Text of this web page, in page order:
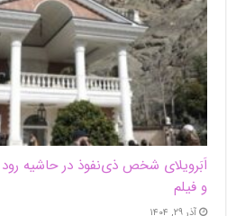
اَبَر‌ویلای شخص ذی‌نفوذ در حاشیه‌
و فیلم